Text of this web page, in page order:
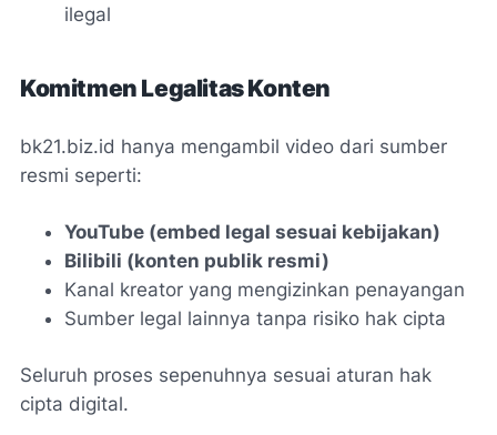
ilegal
Komitmen Legalitas Konten
bk21.biz.id hanya mengambil video dari sumber
resmi seperti:
YouTube (embed legal sesuai kebijakan)
Bilibili (konten publik resmi)
Kanal kreator yang mengizinkan penayangan
Sumber legal lainnya tanpa risiko hak cipta
Seluruh proses sepenuhnya sesuai aturan hak
cipta digital.